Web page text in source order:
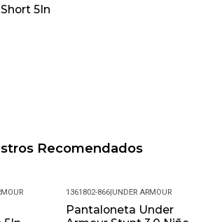
5In
Recomendados
-32%
1361802-866|UNDER ARMOUR
Pantaloneta Under